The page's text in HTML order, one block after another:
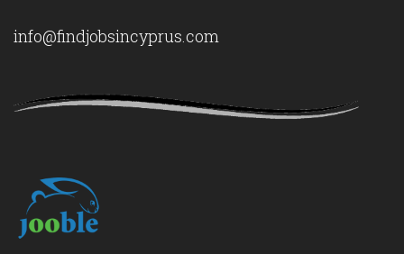
info@findjobsincyprus.com